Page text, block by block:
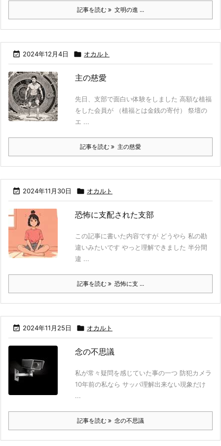
記事を読む 文明の進 ...
 2024年12月4日  オカルト
主の慈愛
先日、支部で面白い体験をしました 高額な植福
をした会員が （植福とは金銭の寄付） 祭壇の
エ ...
記事を読む 主の慈愛
 2024年11月30日  オカルト
恐怖に支配された支部
この記事に書いた内容ですが どうやら 私の勘
違いみたいです やっと理解できました 半分間
違 ...
記事を読む 恐怖に支 ...
 2024年11月25日  オカルト
念の不思議
私が常々疑問を感じていた事の一つ 防犯カメラ
10年前の私なら サッパ理解出来ない現象だけ
...
記事を読む 念の不思議